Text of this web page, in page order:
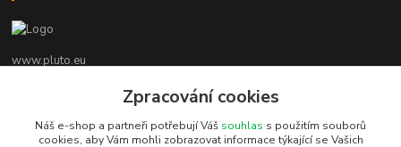
www.pluto.eu
+420 739 455 857
denně 8.00 - 22.00 hod.
Zpracování cookies
Náš e-shop a partneři potřebují Váš souhlas s použitím souborů
cookies, aby Vám mohli zobrazovat informace týkající se Vašich